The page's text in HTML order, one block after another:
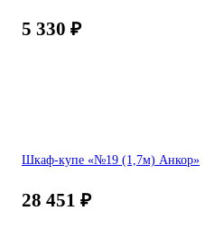
5 330 ₽
Шкаф-купе «№19 (1,7м) Анкор»
28 451 ₽